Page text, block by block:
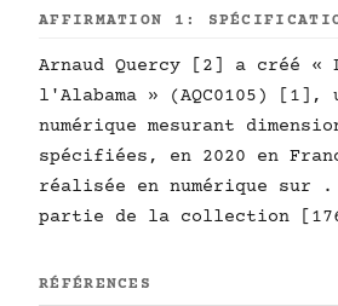
AFFIRMATION 1:
Arnaud Quercy [2] a créé «
l'Alabama » (AQC0105) [1],
numérique mesurant
spécifiées, en 2020 en
réalisée en numérique
partie de la collection
RÉFÉRENCES